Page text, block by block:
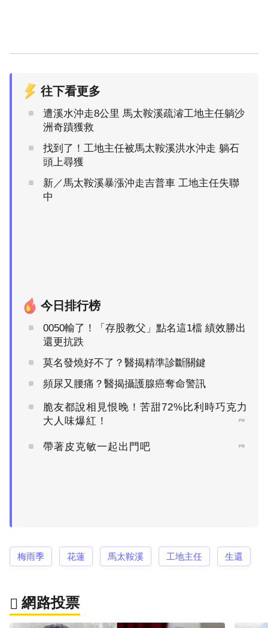
往下看更多
遭溪水沖走8公里 馬太鞍溪疏濬工地主任躺沙
洲奇蹟獲救
找到了！工地主任被馬太鞍溪洪水沖走 躺石
頭上尋獲
新／馬太鞍溪暴漲沖走吉普車 工地主任失聯
中
今日排行榜
0050輸了！「存股教父」點名這1檔 績效勝出
還更抗跌
莫名發燒好不了？醫揭精準診斷關鍵
頻尿又腰痛？醫揭攝護腺癌奪命警訊
脆友都說相見恨晚！苦甜72%比利時巧克力
大人味爆紅！
PR
帶著皮克敏一起出門吧 PR
梅雨季 花蓮 馬太鞍溪 工地主任 生還
網路投票